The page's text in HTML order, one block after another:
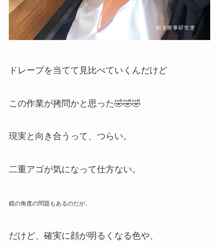
ドレープを当てて見比べていくんだけど
この作業が拷問かと思った🤣🤣🤣
現実と向き合うって、つらい。
二重アゴが気になって仕方ない。
鏡の角度の問題もあるのだが。
だけど、確実に顔が明るくなる色や、